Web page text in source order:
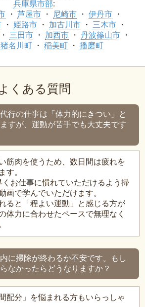
兵庫県市部:
芦屋市 尼崎市
伊丹市
姫路市 加古川市
三木市
三田市 加西市
丹波篠山市
猪名川町 稲美町 播磨町
くある質問
行の仕事は「体力的にきつい」と
すが、運動が苦手でも大丈夫です
筋肉を使うため、数日間は疲れを
す。
お仕事に慣れていただけるよう掃
画で学んでいただけます。
ると「程よい運動」と感じる方が
体力に合わせたペースで無理なく
に掃除が終わるか不安です。もし
なかったらどうなりますか？
配分」を悩まれる方もいらっしゃ